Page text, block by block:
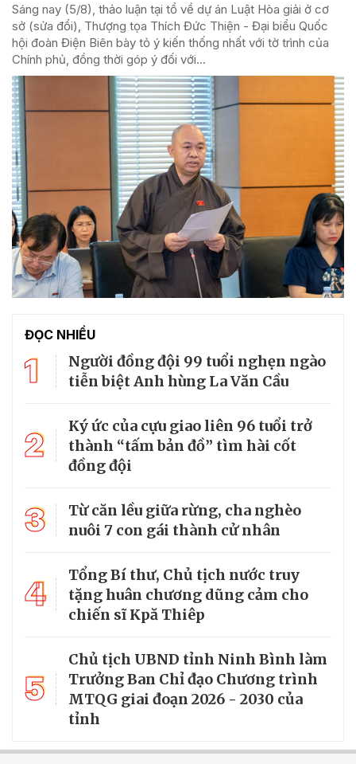
Sáng nay (5/8), thảo luận tại tổ về dự án Luật Hòa giải ở cơ
sở (sửa đổi), Thượng tọa Thích Đức Thiện - Đại biểu Quốc
hội đoàn Điện Biên bày tỏ ý kiến thống nhất với tờ trình của
Chính phủ, đồng thời góp ý đối với...
ĐỌC NHIỀU
1
Người đồng đội 99 tuổi nghẹn ngào
tiễn biệt Anh hùng La Văn Cầu
2
Ký ức của cựu giao liên 96 tuổi trở
thành “tấm bản đồ” tìm hài cốt
đồng đội
3
Từ căn lều giữa rừng, cha nghèo
nuôi 7 con gái thành cử nhân
4
Tổng Bí thư, Chủ tịch nước truy
tặng huân chương dũng cảm cho
chiến sĩ Kpă Thiêp
5
Chủ tịch UBND tỉnh Ninh Bình làm
Trưởng Ban Chỉ đạo Chương trình
MTQG giai đoạn 2026 - 2030 của
tỉnh